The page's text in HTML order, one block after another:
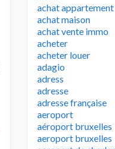
achat appartement
achat maison
achat vente immo
acheter
acheter louer
adagio
adress
adresse
adresse française
aeroport
aéroport bruxelles
aeroport bruxelles